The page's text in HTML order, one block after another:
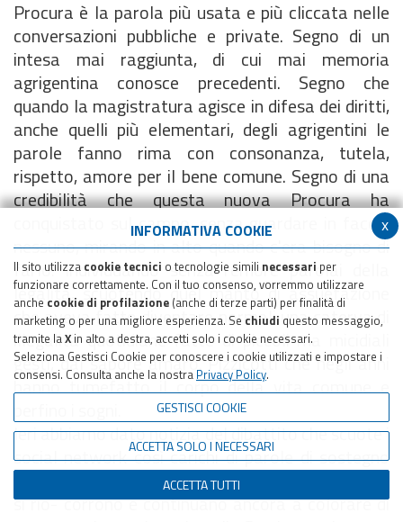
x
INFORMATIVA COOKIE
Il sito utilizza cookie tecnici o tecnologie simili necessari per
funzionare correttamente. Con il tuo consenso, vorremmo utilizzare
anche cookie di profilazione (anche di terze parti) per finalità di
marketing o per una migliore esperienza. Se chiudi questo messaggio,
tramite laX in alto a destra, accetti solo i cookie necessari.
Seleziona Gestisci Cookie per conoscere i cookie utilizzati e impostare i
consensi. Consulta anche la nostra Privacy Policy.
GESTISCI COOKIE
ACCETTA SOLO I NECESSARI
ACCETTA TUTTI
Procura è la parola più usata e più cliccata nelle
conversazioni pubbliche e private. Segno di un
intesa mai raggiunta, di cui mai memoria
agrigentina conosce precedenti. Segno che
quando la magistratura agisce in difesa dei diritti,
anche quelli più elementari, degli agrigentini le
parole fanno rima con consonanza, tutela,
rispetto, amore per il bene comune. Segno di una
credibilità che questa nuova Procura ha
conquistato sul campo, senza guardare in faccia
nessuno, mirando in alto quando c'era bisogno di
farlo. Individuando senza remore parolai della
legalità, scuotendo quel manto di assuefazione
che aveva fatto diventare normali una caterva di
illegalità quotidiane fatte di piccoli ma micidiali
gesti, dal sapore amaro. Pizzicotti che negli anni
hanno tumefatto il corpo della vita comune e
Ieri abbiamo dato notizia del dibattito che scuote i
social network così carichi di parole di sostegno
all'azione della magistratura. Frasi e pensieri che
si rio- corrono e continuano ancora a colorare di